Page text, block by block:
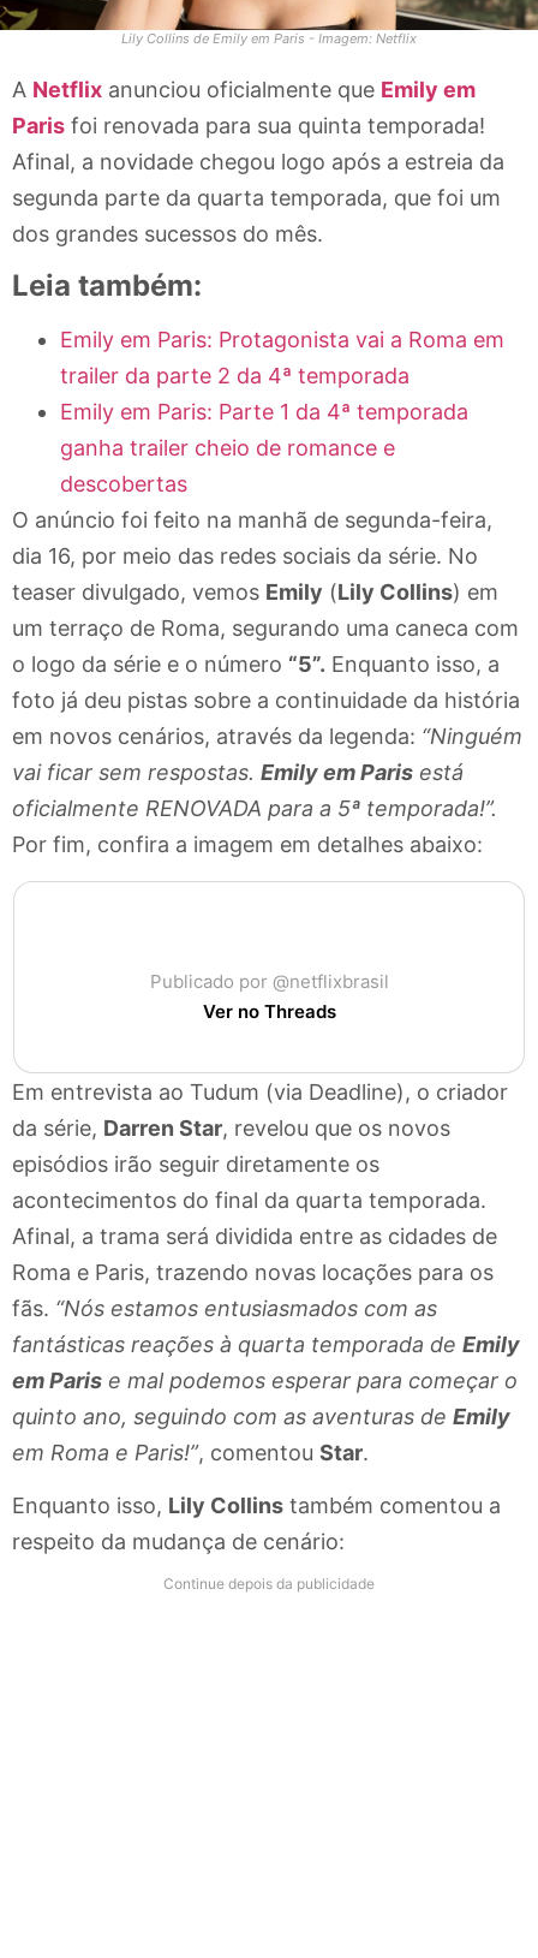
Lily Collins de Emily em Paris - Imagem: Netflix
A Netflix anunciou oficialmente que Emily em
Paris foi renovada para sua quinta temporada!
Afinal, a novidade chegou logo após a estreia da
segunda parte da quarta temporada, que foi um
dos grandes sucessos do mês.
Leia também:
Emily em Paris: Protagonista vai a Roma em
trailer da parte 2 da 4ª temporada
Emily em Paris: Parte 1 da 4ª temporada
ganha trailer cheio de romance e
descobertas
O anúncio foi feito na manhã de segunda-feira,
dia 16, por meio das redes sociais da série. No
teaser divulgado, vemos Emily (Lily Collins) em
um terraço de Roma, segurando uma caneca com
o logo da série e o número “5”. Enquanto isso, a
foto já deu pistas sobre a continuidade da história
em novos cenários, através da legenda: “Ninguém
vai ficar sem respostas. Emily em Paris está
oficialmente RENOVADA para a 5ª temporada!”.
Por fim, confira a imagem em detalhes abaixo:
Publicado por @netflixbrasil
Ver no Threads
Em entrevista ao Tudum (via Deadline), o criador
da série, Darren Star, revelou que os novos
episódios irão seguir diretamente os
acontecimentos do final da quarta temporada.
Afinal, a trama será dividida entre as cidades de
Roma e Paris, trazendo novas locações para os
fãs. “Nós estamos entusiasmados com as
fantásticas reações à quarta temporada de Emily
em Paris e mal podemos esperar para começar o
quinto ano, seguindo com as aventuras de Emily
em Roma e Paris!”, comentou Star.
Enquanto isso, Lily Collins também comentou a
respeito da mudança de cenário:
Continue depois da publicidade